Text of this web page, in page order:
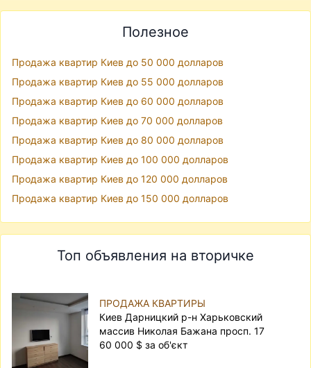
Полезное
Продажа квартир Киев до 50 000 долларов
Продажа квартир Киев до 55 000 долларов
Продажа квартир Киев до 60 000 долларов
Продажа квартир Киев до 70 000 долларов
Продажа квартир Киев до 80 000 долларов
Продажа квартир Киев до 100 000 долларов
Продажа квартир Киев до 120 000 долларов
Продажа квартир Киев до 150 000 долларов
Топ объявления на вторичке
ПРОДАЖА КВАРТИРЫ
Киев Дарницкий р-н Харьковский
массив Николая Бажана просп. 17
60 000 $ за об'єкт